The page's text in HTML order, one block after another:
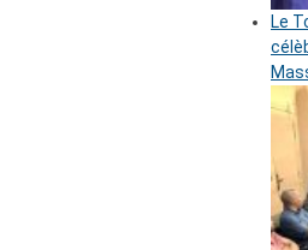
Le